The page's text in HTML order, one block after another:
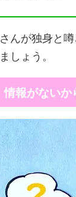
んが独身と
しょう。
情報がないか